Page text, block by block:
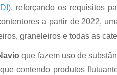
, reforçando os requisitos
a partir de 2022,
graneleiros e todas as
que fazem uso de
contendo produtos